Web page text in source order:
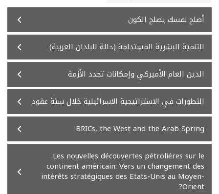
أصلح نفسك يصلح الكون
التنمية البشرية المستدامة (حالة البلدان العربية)
الدين العام الأميركي وإمكانات تجدد الأزمة
التطورات في الاستراتيجية الاسرائيلية خلال ستة عقود
BRICs, the West and the Arab Spring
Les nouvelles découvertes pétroliéres sur le
continent américain: Vers un changement des
intérêts stratégiques des Etats-Unis au Moyen-
Orient?